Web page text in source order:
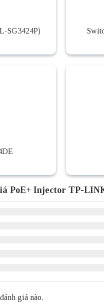
SG3424P)
PoE+ Injector TP-
giá nào.